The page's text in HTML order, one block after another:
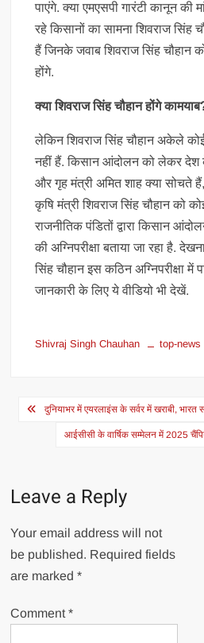
पाएंगे. क्या एमएसपी गारंटी कानून
रहे किसानों का सामना शिवराज सिंह
हैं जिनके जवाब शिवराज सिंह चौहान
होंगे.
क्या शिवराज सिंह चौहान होंगे
लेकिन शिवराज सिंह चौहान अकेले
नहीं हैं. किसान आंदोलन को लेकर देश
और गृह मंत्री अमित शाह क्या सोचते
कृषि मंत्री शिवराज सिंह चौहान को
राजनीतिक पंडितों द्वारा किसान
की अग्निपरीक्षा बताया जा रहा है.
सिंह चौहान इस कठिन अग्निपरीक्षा में
जानकारी के लिए ये वीडियो भी देखें.
Shivraj Singh Chauhan top-news
Post
navigation
दुनियाभर में एयरलाइंस के सर्वर में खराबी, भारत
आईसीसी के वार्षिक सम्मेलन में 2025
Leave a Reply
Your email address will not
be published. Required fields
are marked*
Comment*